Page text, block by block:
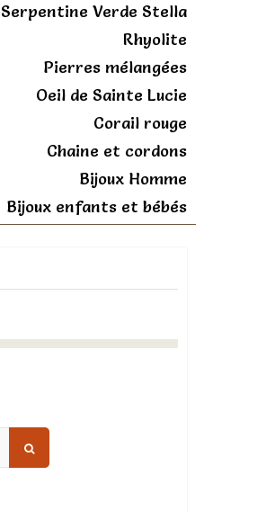
Serpentine Verde Stella
Rhyolite
Pierres mélangées
Oeil de Sainte Lucie
Corail rouge
Chaine et cordons
Bijoux Homme
Bijoux enfants et bébés